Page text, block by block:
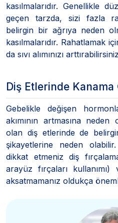
kasılmalarıdır. Genellikle
geçen tarzda, sizi fazla
belirgin bir ağrıya neden
kasılmalarıdır. Rahatlamak
da sıvı alımınızı
Diş Etlerinde Kanama
Gebelikle değişen
akımının artmasına
olan diş etlerinde de
şikayetlerine neden
dikkat etmeniz diş
arayüz fırçaları kullanımı)
aksatmamanız oldukça